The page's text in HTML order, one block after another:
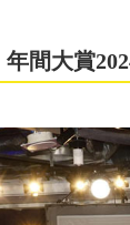
年間大賞